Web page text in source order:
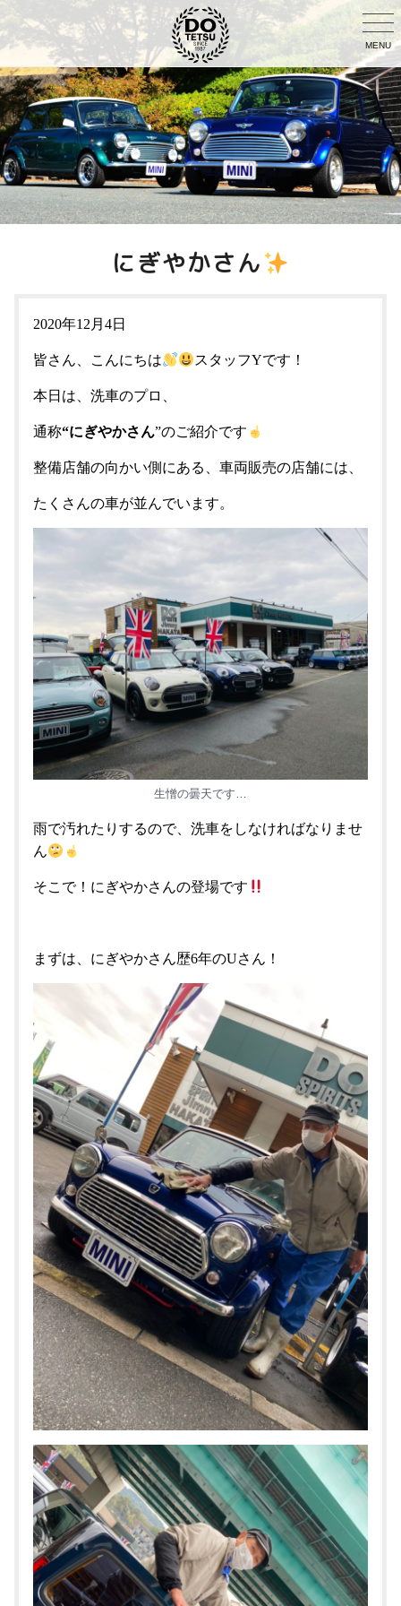
MENU
にぎやかさん
2020年12月4日
皆さん、こんにちは スタッフYです！
本日は、洗車のプロ、
通称“にぎやかさん”のご紹介です
整備店舗の向かい側にある、車両販売の店舗には、
たくさんの車が並んでいます。
生憎の曇天です…
雨で汚れたりするので、洗車をしなければなりませ
ん
そこで！にぎやかさんの登場です
まずは、にぎやかさん歴6年のUさん！